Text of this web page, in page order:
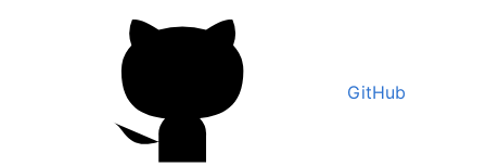
GitHub